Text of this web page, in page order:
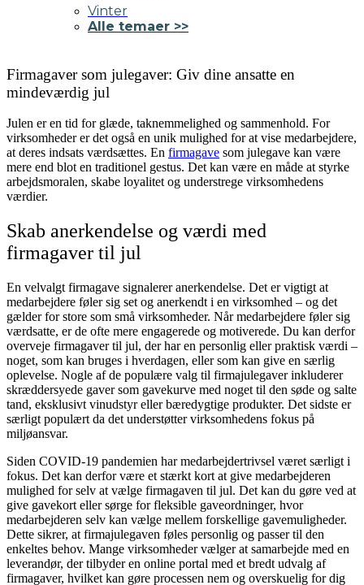
Vinter
Alle temaer >>
Firmagaver som julegaver: Giv dine ansatte en
mindeværdig jul
Julen er en tid for glæde, taknemmelighed og sammenhold. For
virksomheder er det også en unik mulighed for at vise medarbejdere,
at deres indsats værdsættes. En firmagave som julegave kan være
mere end blot en traditionel gestus. Det kan være en måde at styrke
arbejdsmoralen, skabe loyalitet og understrege virksomhedens
værdier.
Skab anerkendelse og værdi med
firmagaver til jul
En velvalgt firmagave signalerer anerkendelse. Det er vigtigt at
medarbejdere føler sig set og anerkendt i en virksomhed – og det
gælder for store som små virksomheder. Når medarbejdere føler sig
værdsatte, er de ofte mere engagerede og motiverede. Du kan derfor
overveje firmagaver til jul, der har en personlig eller praktisk værdi –
noget, som kan bruges i hverdagen, eller som kan give en særlig
oplevelse. Nogle af de populære valg til firmajulegaver inkluderer
skræddersyede gaver som gavekurve med noget til den søde og salte
tand, eksklusivt vinudstyr eller bæredygtige produkter. Det sidste er
særligt populært da det understøtter virksomhedens fokus på
miljøansvar.
Siden COVID-19 pandemien har medarbejdertrivsel været særligt i
fokus. Det kan derfor være et stærkt kort at give medarbejderen
mulighed for selv at vælge firmagaven til jul. Det kan du gøre ved at
give gavekort eller sørge for fleksible gaveordninger, hvor
medarbejderen selv kan vælge mellem forskellige gavemuligheder.
Dette sikrer, at firmajulegaven føles personlig og passer til den
enkeltes behov. Mange virksomheder vælger at samarbejde med en
leverandør, der tilbyder en online portal med et bredt udvalg af
firmagaver, hvilket kan gøre processen nem og overskuelig for dig